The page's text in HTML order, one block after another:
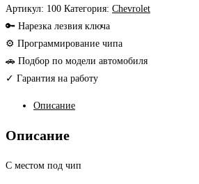
Chevrolet
заготовка
ключа
Артикул: 100 Категория: Chevrolet
🔑 Нарезка лезвия ключа
⚙ Программирование чипа
🚗 Подбор по модели автомобиля
✓ Гарантия на работу
Описание
Описание
С местом под чип